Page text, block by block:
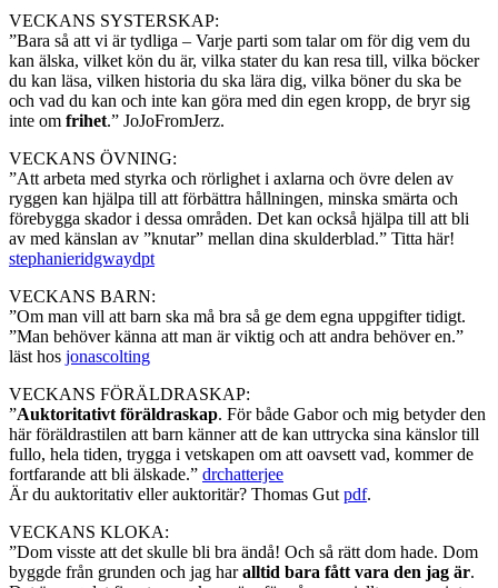
VECKANS SYSTERSKAP:
”Bara så att vi är tydliga – Varje parti som talar om för dig vem du
kan älska, vilket kön du är, vilka stater du kan resa till, vilka böcker
du kan läsa, vilken historia du ska lära dig, vilka böner du ska be
och vad du kan och inte kan göra med din egen kropp, de bryr sig
inte om frihet.” JoJoFromJerz.
VECKANS ÖVNING:
”Att arbeta med styrka och rörlighet i axlarna och övre delen av
ryggen kan hjälpa till att förbättra hållningen, minska smärta och
förebygga skador i dessa områden. Det kan också hjälpa till att bli
av med känslan av ”knutar” mellan dina skulderblad.” Titta här!
stephanieridgwaydpt
VECKANS BARN:
”Om man vill att barn ska må bra så ge dem egna uppgifter tidigt.
”Man behöver känna att man är viktig och att andra behöver en.”
läst hos jonascolting
VECKANS FÖRÄLDRASKAP:
”Auktoritativt föräldraskap. För både Gabor och mig betyder den
här föräldrastilen att barn känner att de kan uttrycka sina känslor till
fullo, hela tiden, trygga i vetskapen om att oavsett vad, kommer de
fortfarande att bli älskade.” drchatterjee
Är du auktoritativ eller auktoritär? Thomas Gut pdf.
VECKANS KLOKA:
”Dom visste att det skulle bli bra ändå! Och så rätt dom hade. Dom
byggde från grunden och jag haralltid bara fått vara den jag är.